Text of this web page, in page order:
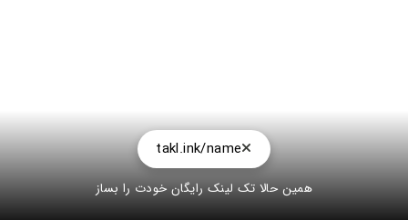
takl.ink/name
همین حالا تک لینک رایگان خودت را بساز